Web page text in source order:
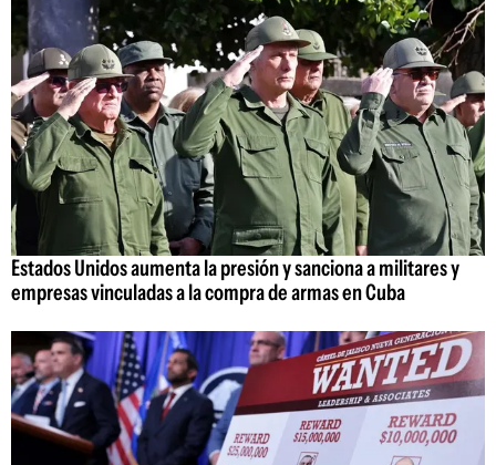
Estados Unidos aumenta la presión y sanciona a militares y
empresas vinculadas a la compra de armas en Cuba